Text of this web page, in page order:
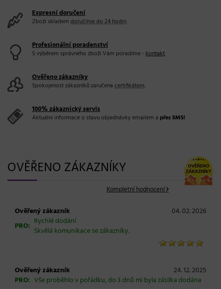
Expresní doručení
Zboží skladem doručíme do 24 hodin.
Profesionální poradenství
S výběrem správného zboží Vám poradíme -kontakt.
Ověřeno zákazníky
Spokojenost zákazníků zaručena certifikátem.
100% zákaznický servis
Aktuální informace o stavu objednávky emailem a přes SMS!
OVĚŘENO ZÁKAZNÍKY
Kompletní hodnocení
Ověřený zákazník
04. 02. 2026
PRO: Rychlé dodání
Skvělá komunikace se zákazníky.
Ověřený zákazník
24. 12. 2025
PRO: Vše proběhlo v pořádku, do 3 dnů mi byla zásilka dodána